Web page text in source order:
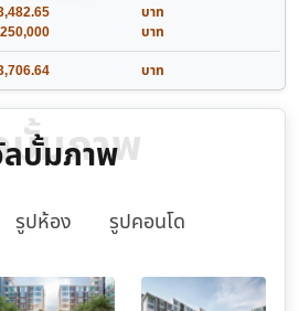
บาท
บาท
บาท
บั้มภาพ
บั้มภาพ
รูปห้อง รูปคอนโด